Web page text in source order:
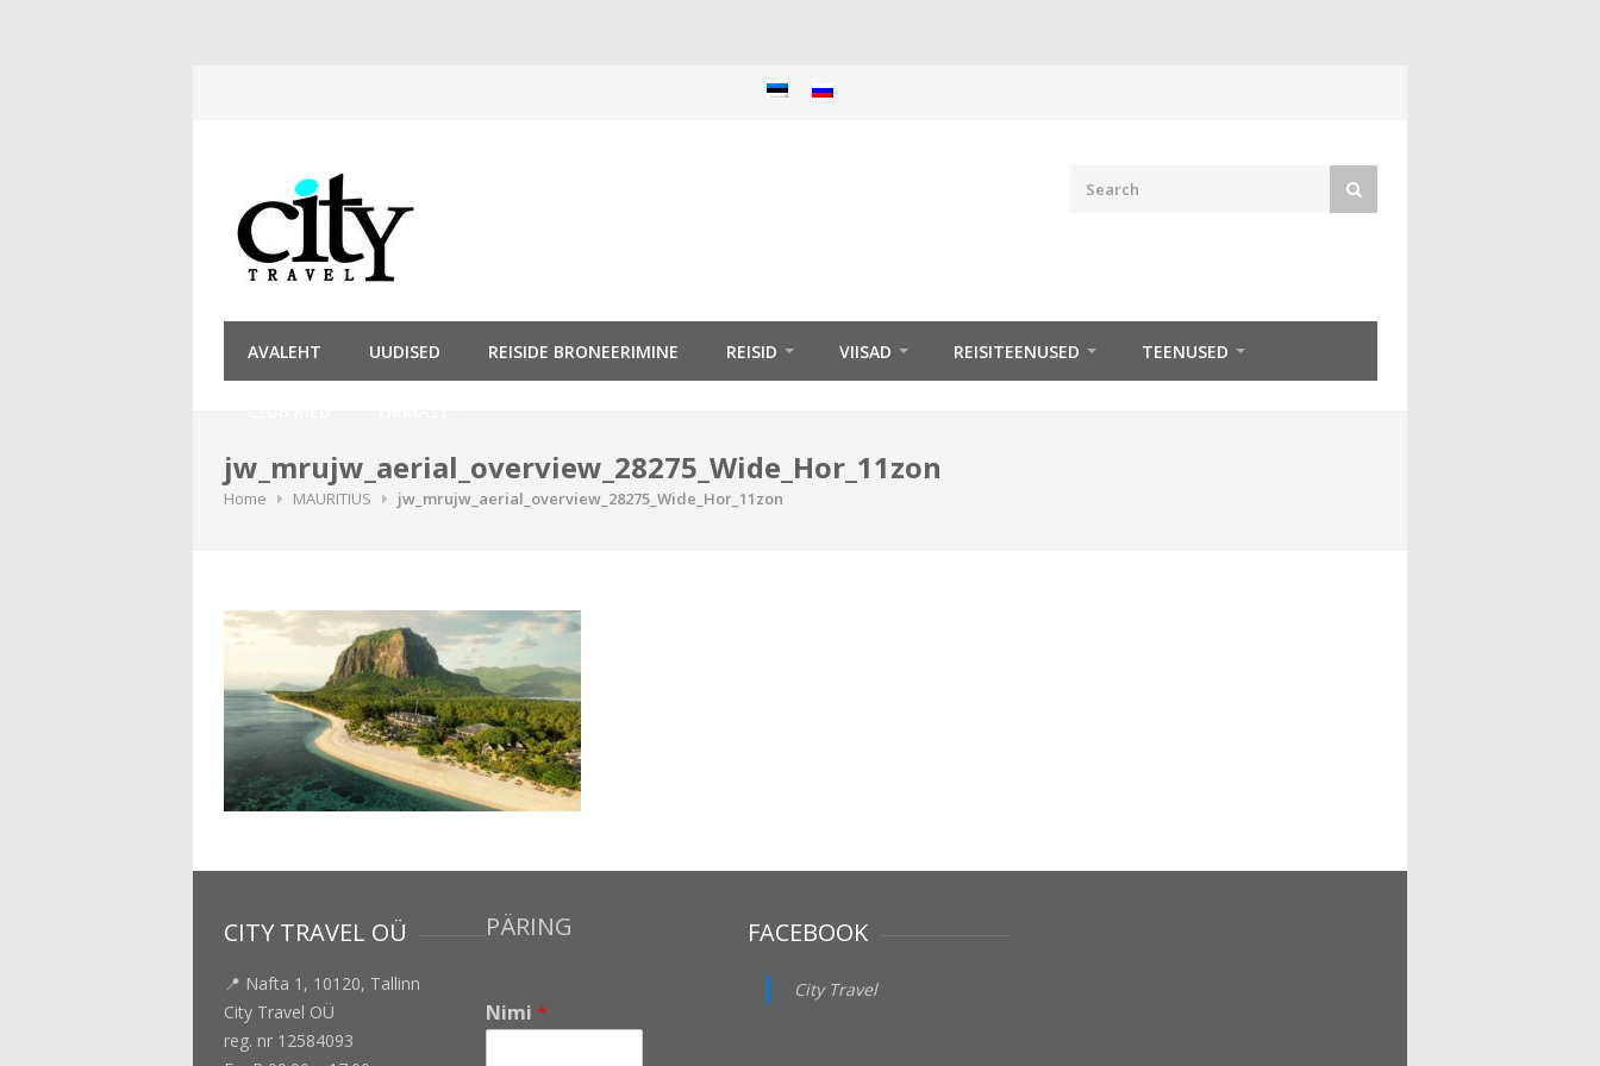
AVALEHT UUDISED REISIDE BRONEERIMINE REISID VIISAD REISITEENUSED TEENUSED
jw_mrujw_aerial_overview_28275_Wide_Hor_11zon
Home MAURITIUS jw_mrujw_aerial_overview_28275_Wide_Hor_11zon
CITY TRAVEL OÜ
📍 Nafta 1, 10120, Tallinn
City Travel OÜ
reg. nr 12584093
PÄRING
Nimi *
FACEBOOK
City Travel